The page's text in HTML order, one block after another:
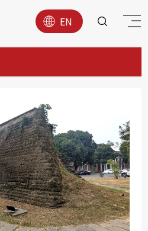
EN
SDG1
SDG3
SDG4
SDG5
SDG6
SDG7
SDG8